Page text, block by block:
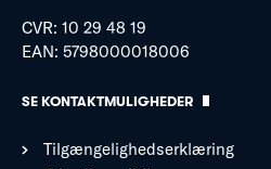
CVR: 10 29 48 19
EAN: 5798000018006
SE KONTAKTMULIGHEDER
Tilgængelighedserklæring